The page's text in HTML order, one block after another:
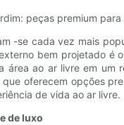
peças premium
-se cada vez mais
bem projetado é
área ao ar livre em um
oferecem opções
de vida ao ar livre.
de luxo